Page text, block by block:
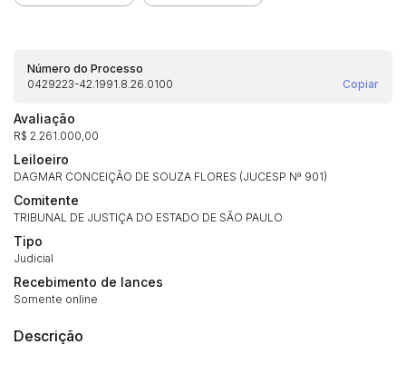
Número do Processo
0429223-42.1991.8.26.0100
Copiar
Avaliação
R$ 2.261.000,00
Leiloeiro
DAGMAR CONCEIÇÃO DE SOUZA FLORES (JUCESP Nª 901)
Comitente
TRIBUNAL DE JUSTIÇA DO ESTADO DE SÃO PAULO
Tipo
Judicial
Recebimento de lances
Somente online
Descrição
(Art. 895, CPC)
Histórico de Propostas
Habilite-se para efetuar lances ou
propostas